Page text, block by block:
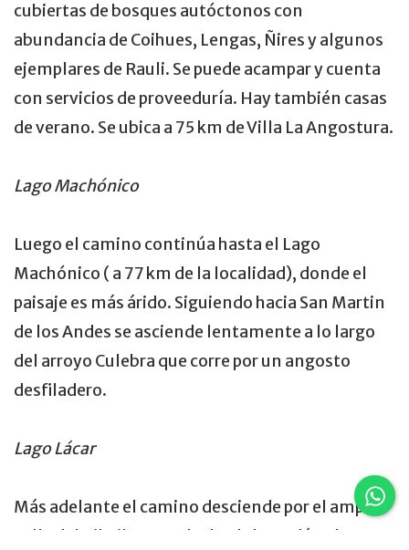
cubiertas de bosques autóctonos con
abundancia de Coihues, Lengas, Ñires y algunos
ejemplares de Rauli. Se puede acampar y cuenta
con servicios de proveeduría. Hay también casas
de verano. Se ubica a 75 km de Villa La Angostura.
Lago Machónico
Luego el camino continúa hasta el Lago
Machónico ( a 77 km de la localidad), donde el
paisaje es más árido. Siguiendo hacia San Martin
de los Andes se asciende lentamente a lo largo
del arroyo Culebra que corre por un angosto
desfiladero.
Lago Lácar
Más adelante el camino desciende por el amplio
valle del Pil Pil, ocupado desde hace décadas por